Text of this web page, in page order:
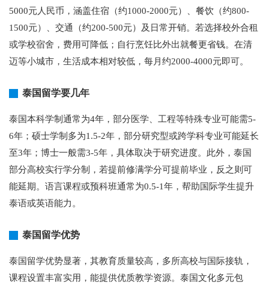
5000元人民币，涵盖住宿（约1000-2000元）、餐饮（约800-
1500元）、交通（约200-500元）及日常开销。若选择校外合租
或学校宿舍，费用可降低；自行烹饪比外出就餐更省钱。在清
迈等小城市，生活成本相对较低，每月约2000-4000元即可。
泰国留学要几年
泰国本科学制通常为4年，部分医学、工程等特殊专业可能需5-
6年；硕士学制多为1.5-2年，部分研究型或跨学科专业可能延长
至3年；博士一般需3-5年，具体取决于研究进度。此外，泰国
部分高校实行学分制，若提前修满学分可提前毕业，反之则可
能延期。语言课程或预科班通常为0.5-1年，帮助国际学生提升
泰语或英语能力。
泰国留学优势
泰国留学优势显著，其教育质量较高，多所高校与国际接轨，
课程设置丰富实用，能提供优质教学资源。泰国文化多元包